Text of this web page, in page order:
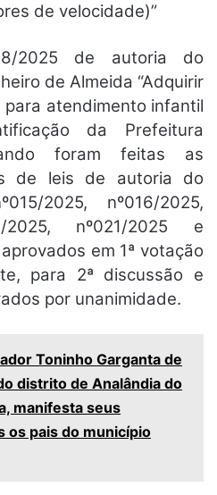
de velocidade)”
2025 de autoria do
de Almeida “Adquirir
atendimento infantil
da Prefeitura
foram feitas as
de leis de autoria do
2025, nº016/2025,
2025, nº021/2025 e
em 1ª votação
para 2ª discussão e
por unanimidade.
Toninho Garganta de
distrito de Analândia do
manifesta seus
os pais do município